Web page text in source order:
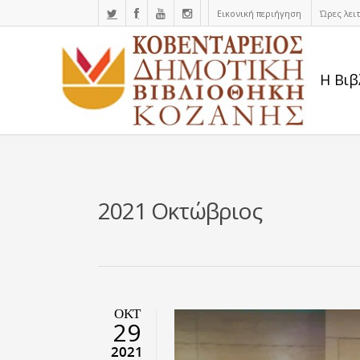
Εικονική περιήγηση Ώρες
Η
2021 Οκτώβριος
ΟΚΤ
29
2021